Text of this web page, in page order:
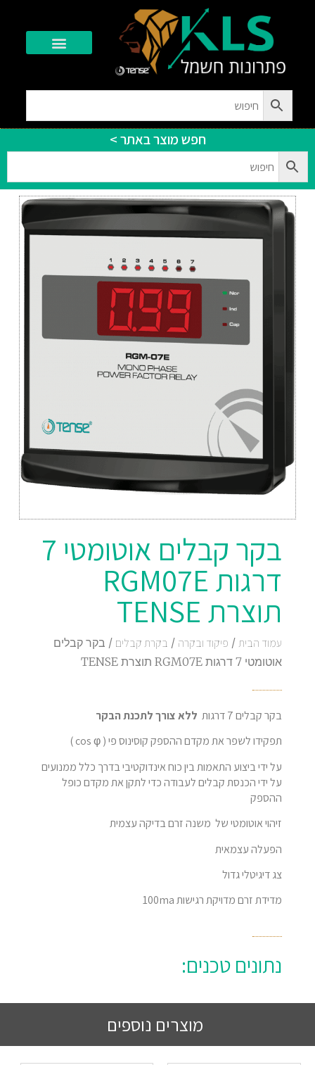
חפש מוצר באתר >
בקר קבלים אוטומטי 7
דרגות RGM07E
תוצרת TENSE
עמוד הבית / פיקוד ובקרה / בקרת קבלים / בקר קבלים
אוטומטי 7 דרגות RGM07E תוצרת TENSE
בקר קבלים 7 דרגות
ללא צורך לתכנת הבקר
תפקידו לשפר את מקדם ההספק קוסינוס פי ( cos φ )
על ידי ביצוע התאמות בין כוח אינדוקטיבי בדרך כלל ממנועים
על ידי הכנסת קבלים לעבודה כדי לתקן את מקדם כופל
ההספק
זיהוי אוטומטי של משנה זרם בדיקה עצמית
הפעלה עצמאית
צג דיגיטלי גדול
מדידת זרם מדויקת רגישות 100ma
נתונים טכנים:
מוצרים נוספים